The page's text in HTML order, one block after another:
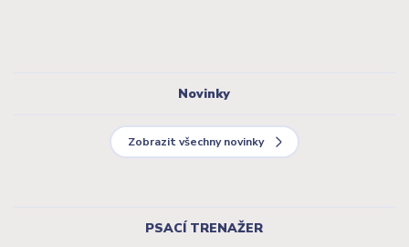
Novinky
Zobrazit všechny novinky
PSACÍ TRENAŽER